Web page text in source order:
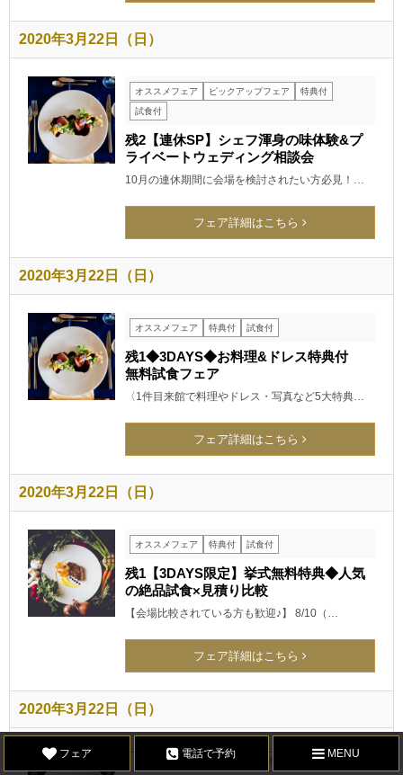
2020年3月22日（日）
オススメフェア ピックアップフェア
特典付
試食付
残2【連休SP】シェフ渾身の味体験&プ
ライベートウェディング相談会
10月の連休期間に会場を検討されたい方必見！…
フェア詳細はこちら
2020年3月22日（日）
オススメフェア 特典付 試食付
残1◆3DAYS◆お料理&ドレス特典付
無料試食フェア
〈1件目来館で料理やドレス・写真など5大特典…
フェア詳細はこちら
2020年3月22日（日）
オススメフェア 特典付 試食付
残1【3DAYS限定】挙式無料特典◆人気
の絶品試食×見積り比較
【会場比較されている方も歓迎♪】 8/10（…
フェア詳細はこちら
2020年3月22日（日）
オススメフェア 特典付 試食付
フェア 電話で予約 MENU